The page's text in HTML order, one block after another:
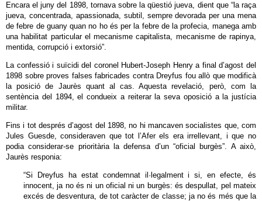
Encara el juny del 1898, tornava sobre la qüestió jueva, dient que “la raça
jueva, concentrada, apassionada, subtil, sempre devorada per una mena
de febre de guany quan no ho és per la febre de la profecia, manega amb
una habilitat particular el mecanisme capitalista, mecanisme de rapinya,
mentida, corrupció i extorsió”.
La confessió i suïcidi del coronel Hubert-Joseph Henry a final d’agost del
1898 sobre proves falses fabricades contra Dreyfus fou allò que modificà
la posició de Jaurès quant al cas. Aquesta revelació, però, com la
sentència del 1894, el condueix a reiterar la seva oposició a la justícia
militar.
Fins i tot després d’agost del 1898, no hi mancaven socialistes que, com
Jules Guesde, consideraven que tot l’Afer els era irrellevant, i que no
podia considerar-se prioritària la defensa d’un “oficial burgès”. A això,
Jaurès responia:
“Si Dreyfus ha estat condemnat il·legalment i si, en efecte, és
innocent, ja no és ni un oficial ni un burgès: és despullat, pel mateix
excés de desventura, de tot caràcter de classe; ja no és més que la